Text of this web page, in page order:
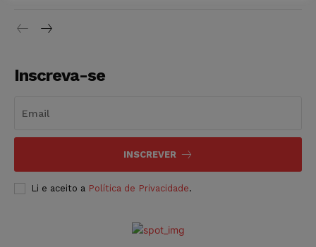
Inscreva-se
INSCREVER
Li e aceito a Política de Privacidade.